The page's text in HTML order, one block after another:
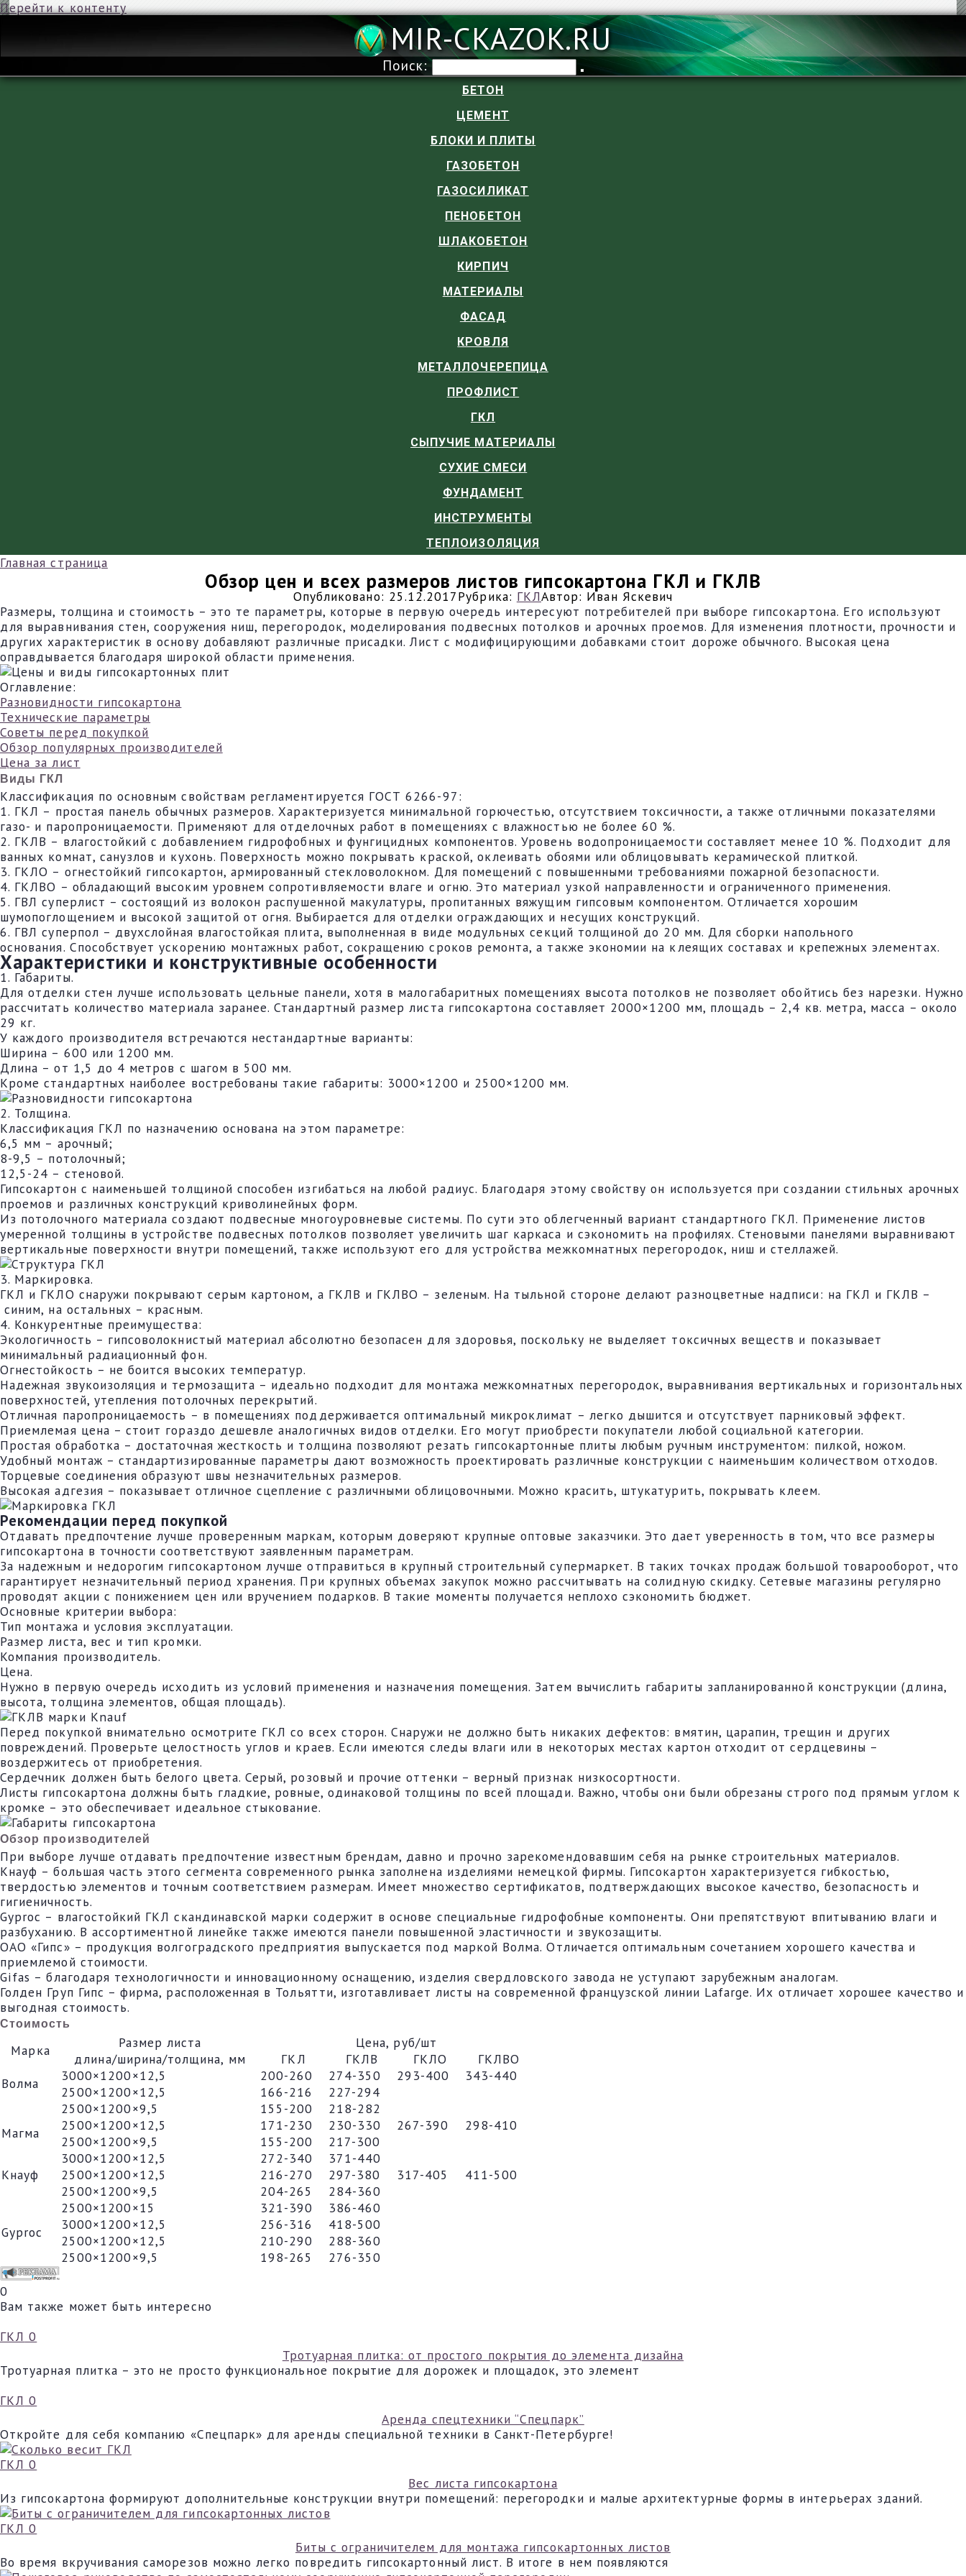
Перейти к контенту
MIR-CKAZOK.RU
Поиск:
БЕТОН
ЦЕМЕНТ
БЛОКИ И ПЛИТЫ
ГАЗОБЕТОН
ГАЗОСИЛИКАТ
ПЕНОБЕТОН
ШЛАКОБЕТОН
КИРПИЧ
МАТЕРИАЛЫ
ФАСАД
КРОВЛЯ
МЕТАЛЛОЧЕРЕПИЦА
ПРОФЛИСТ
ГКЛ
СЫПУЧИЕ МАТЕРИАЛЫ
СУХИЕ СМЕСИ
ФУНДАМЕНТ
ИНСТРУМЕНТЫ
ТЕПЛОИЗОЛЯЦИЯ
Главная страница
Обзор цен и всех размеров листов гипсокартона ГКЛ и ГКЛВ
Опубликовано: 25.12.2017Рубрика: ГКЛАвтор: Иван Яскевич
Размеры, толщина и стоимость – это те параметры, которые в первую очередь интересуют потребителей при выборе гипсокартона. Его используют
для выравнивания стен, сооружения ниш, перегородок, моделирования подвесных потолков и арочных проемов. Для изменения плотности, прочности и
других характеристик в основу добавляют различные присадки. Лист с модифицирующими добавками стоит дороже обычного. Высокая цена
оправдывается благодаря широкой области применения.
Оглавление:
Разновидности гипсокартона
Технические параметры
Советы перед покупкой
Обзор популярных производителей
Цена за лист
Виды ГКЛ
Классификация по основным свойствам регламентируется ГОСТ 6266-97:
1. ГКЛ – простая панель обычных размеров. Характеризуется минимальной горючестью, отсутствием токсичности, а также отличными показателями
газо- и паропроницаемости. Применяют для отделочных работ в помещениях с влажностью не более 60 %.
2. ГКЛВ – влагостойкий с добавлением гидрофобных и фунгицидных компонентов. Уровень водопроницаемости составляет менее 10 %. Подходит для
ванных комнат, санузлов и кухонь. Поверхность можно покрывать краской, оклеивать обоями или облицовывать керамической плиткой.
3. ГКЛО – огнестойкий гипсокартон, армированный стекловолокном. Для помещений с повышенными требованиями пожарной безопасности.
4. ГКЛВО – обладающий высоким уровнем сопротивляемости влаге и огню. Это материал узкой направленности и ограниченного применения.
5. ГВЛ суперлист – состоящий из волокон распушенной макулатуры, пропитанных вяжущим гипсовым компонентом. Отличается хорошим
шумопоглощением и высокой защитой от огня. Выбирается для отделки ограждающих и несущих конструкций.
6. ГВЛ суперпол – двухслойная влагостойкая плита, выполненная в виде модульных секций толщиной до 20 мм. Для сборки напольного
основания. Способствует ускорению монтажных работ, сокращению сроков ремонта, а также экономии на клеящих составах и крепежных элементах.
Характеристики и конструктивные особенности
1. Габариты.
Для отделки стен лучше использовать цельные панели, хотя в малогабаритных помещениях высота потолков не позволяет обойтись без нарезки. Нужно
рассчитать количество материала заранее. Стандартный размер листа гипсокартона составляет 2000×1200 мм, площадь – 2,4 кв. метра, масса – около
29 кг.
У каждого производителя встречаются нестандартные варианты:
Ширина – 600 или 1200 мм.
Длина – от 1,5 до 4 метров с шагом в 500 мм.
Кроме стандартных наиболее востребованы такие габариты: 3000×1200 и 2500×1200 мм.
2. Толщина.
Классификация ГКЛ по назначению основана на этом параметре:
6,5 мм – арочный;
8-9,5 – потолочный;
12,5-24 – стеновой.
Гипсокартон с наименьшей толщиной способен изгибаться на любой радиус. Благодаря этому свойству он используется при создании стильных арочных
проемов и различных конструкций криволинейных форм.
Из потолочного материала создают подвесные многоуровневые системы. По сути это облегченный вариант стандартного ГКЛ. Применение листов
умеренной толщины в устройстве подвесных потолков позволяет увеличить шаг каркаса и сэкономить на профилях. Стеновыми панелями выравнивают
вертикальные поверхности внутри помещений, также используют его для устройства межкомнатных перегородок, ниш и стеллажей.
3. Маркировка.
ГКЛ и ГКЛО снаружи покрывают серым картоном, а ГКЛВ и ГКЛВО – зеленым. На тыльной стороне делают разноцветные надписи: на ГКЛ и ГКЛВ –
синим, на остальных – красным.
4. Конкурентные преимущества:
Экологичность – гипсоволокнистый материал абсолютно безопасен для здоровья, поскольку не выделяет токсичных веществ и показывает
минимальный радиационный фон.
Огнестойкость – не боится высоких температур.
Надежная звукоизоляция и термозащита – идеально подходит для монтажа межкомнатных перегородок, выравнивания вертикальных и горизонтальных
поверхностей, утепления потолочных перекрытий.
Отличная паропроницаемость – в помещениях поддерживается оптимальный микроклимат – легко дышится и отсутствует парниковый эффект.
Приемлемая цена – стоит гораздо дешевле аналогичных видов отделки. Его могут приобрести покупатели любой социальной категории.
Простая обработка – достаточная жесткость и толщина позволяют резать гипсокартонные плиты любым ручным инструментом: пилкой, ножом.
Удобный монтаж – стандартизированные параметры дают возможность проектировать различные конструкции с наименьшим количеством отходов.
Торцевые соединения образуют швы незначительных размеров.
Высокая адгезия – показывает отличное сцепление с различными облицовочными. Можно красить, штукатурить, покрывать клеем.
Рекомендации перед покупкой
Отдавать предпочтение лучше проверенным маркам, которым доверяют крупные оптовые заказчики. Это дает уверенность в том, что все размеры
гипсокартона в точности соответствуют заявленным параметрам.
За надежным и недорогим гипсокартоном лучше отправиться в крупный строительный супермаркет. В таких точках продаж большой товарооборот, что
гарантирует незначительный период хранения. При крупных объемах закупок можно рассчитывать на солидную скидку. Сетевые магазины регулярно
проводят акции с понижением цен или вручением подарков. В такие моменты получается неплохо сэкономить бюджет.
Основные критерии выбора:
Тип монтажа и условия эксплуатации.
Размер листа, вес и тип кромки.
Компания производитель.
Цена.
Нужно в первую очередь исходить из условий применения и назначения помещения. Затем вычислить габариты запланированной конструкции (длина,
высота, толщина элементов, общая площадь).
Перед покупкой внимательно осмотрите ГКЛ со всех сторон. Снаружи не должно быть никаких дефектов: вмятин, царапин, трещин и других
повреждений. Проверьте целостность углов и краев. Если имеются следы влаги или в некоторых местах картон отходит от сердцевины –
воздержитесь от приобретения.
Сердечник должен быть белого цвета. Серый, розовый и прочие оттенки – верный признак низкосортности.
Листы гипсокартона должны быть гладкие, ровные, одинаковой толщины по всей площади. Важно, чтобы они были обрезаны строго под прямым углом к
кромке – это обеспечивает идеальное стыкование.
Обзор производителей
При выборе лучше отдавать предпочтение известным брендам, давно и прочно зарекомендовавшим себя на рынке строительных материалов.
Кнауф – большая часть этого сегмента современного рынка заполнена изделиями немецкой фирмы. Гипсокартон характеризуется гибкостью,
твердостью элементов и точным соответствием размерам. Имеет множество сертификатов, подтверждающих высокое качество, безопасность и
гигиеничность.
Gyproc – влагостойкий ГКЛ скандинавской марки содержит в основе специальные гидрофобные компоненты. Они препятствуют впитыванию влаги и
разбуханию. В ассортиментной линейке также имеются панели повышенной эластичности и звукозащиты.
ОАО «Гипс» – продукция волгоградского предприятия выпускается под маркой Волма. Отличается оптимальным сочетанием хорошего качества и
приемлемой стоимости.
Gifas – благодаря технологичности и инновационному оснащению, изделия свердловского завода не уступают зарубежным аналогам.
Голден Груп Гипс – фирма, расположенная в Тольятти, изготавливает листы на современной французской линии Lafarge. Их отличает хорошее качество и
выгодная стоимость.
Стоимость
Марка Размер листа
Цена, руб/шт
длина/ширина/толщина, мм
ГКЛ ГКЛВ ГКЛО
ГКЛВО
Волма
3000×1200×12,5 200-260 274-350 293-400
343-440
2500×1200×12,5
166-216
227-294
2500×1200×9,5
155-200
218-282
Магма
2500×1200×12,5 171-230 230-330 267-390
298-410
2500×1200×9,5
155-200
217-300
Кнауф
3000×1200×12,5 272-340
371-440
2500×1200×12,5
216-270 297-380 317-405
411-500
2500×1200×9,5
204-265 284-360
Gyproc
2500×1200×15 321-390
386-460
3000×1200×12,5
256-316
418-500
2500×1200×12,5
210-290
288-360
2500×1200×9,5
198-265 276-350
0
Вам также может быть интересно
ГКЛ 0
Тротуарная плитка: от простого покрытия до элемента дизайна
Тротуарная плитка – это не просто функциональное покрытие для дорожек и площадок, это элемент
ГКЛ 0
Аренда спецтехники “Спецпарк”
Откройте для себя компанию «Спецпарк» для аренды специальной техники в Санкт-Петербурге!
ГКЛ 0
Вес листа гипсокартона
Из гипсокартона формируют дополнительные конструкции внутри помещений: перегородки и малые архитектурные формы в интерьерах зданий.
ГКЛ 0
Биты с ограничителем для монтажа гипсокартонных листов
Во время вкручивания саморезов можно легко повредить гипсокартонный лист. В итоге в нем появляются